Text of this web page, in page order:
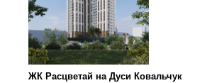
ЖК Расцветай на Дуси Ковальчук